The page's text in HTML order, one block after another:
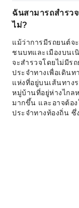
ฉันสามารถสำรว
ไม่?
แม้ว่าการมีรถยนต์จ
ชนบทและเมืองบนเ
จะสำรวจโดยไม่มีร
ประจำทางเพื่อเดินท
แห่งที่อยู่บนเส้นทาง
หมู่บ้านที่อยู่ห่างไกล
มากขึ้น และอาจต้อ
ประจำทางท้องถิ่น ซึ่